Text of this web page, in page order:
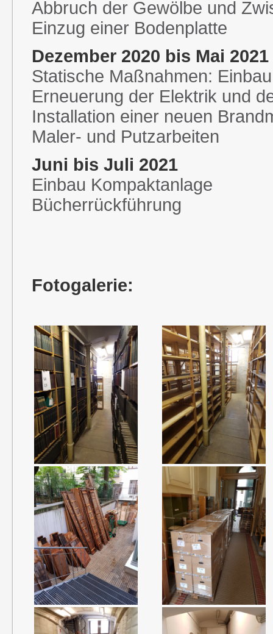
Abbruch der Gewölbe und
Einzug einer Bodenplatte
Dezember 2020 bis Mai 2021
Statische Maßnahmen:
Erneuerung der Elektrik und
Installation einer neuen
Maler- und Putzarbeiten
Juni bis Juli 2021
Einbau Kompaktanlage
Bücherrückführung
Fotogalerie: